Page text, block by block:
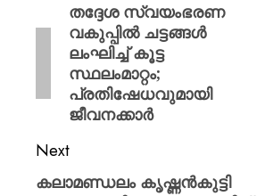
തദ്ദേശ സ്വയംഭരണ
വകുപ്പിൽ ചട്ടങ്ങള്‍
ലംഘിച്ച് കൂട്ട
സ്ഥലംമാറ്റം;
പ്രതിഷേധവുമായി
ജീവനക്കാര്‍
Next
കലാമണ്ഡലം കൃഷ്ണൻകുട്ടി